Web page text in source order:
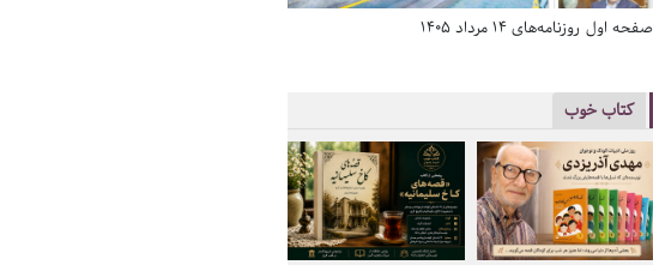
صفحه اول روزنامه‌های 14 مرداد 1405
کتاب خوب